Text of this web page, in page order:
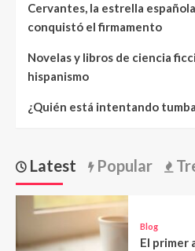
Cervantes, la estrella
conquistó el firmamento
Novelas y libros de ciencia
hispanismo
¿Quién está intentando
Latest Popular
Blog
El primer